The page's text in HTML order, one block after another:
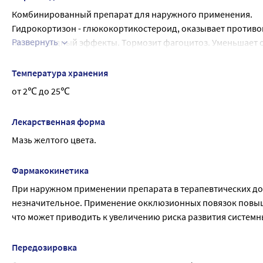
Комбинированный препарат для наружного применения.
Гидрокортизон - глюкокортикостероид, оказывает
противозудный эффекты. Тормозит фагоцитоз.
противовоспалительным действием; тормозит
синтез белков и отложение коллагена в коже,
Окситетрациклин - антибиотик из группы тетрациклинов,
Развернуть
Температура хранения
от 2℃ до 25℃
Лекарственная форма
Мазь желтого цвета.
Фармакокинетика
При наружном применении препарата в терапевтических
незначительное. Применение окклюзионных повязок
что может приводить к увеличению риска развития
Передозировка